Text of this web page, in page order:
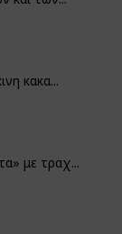
κακα...
με τραχ...